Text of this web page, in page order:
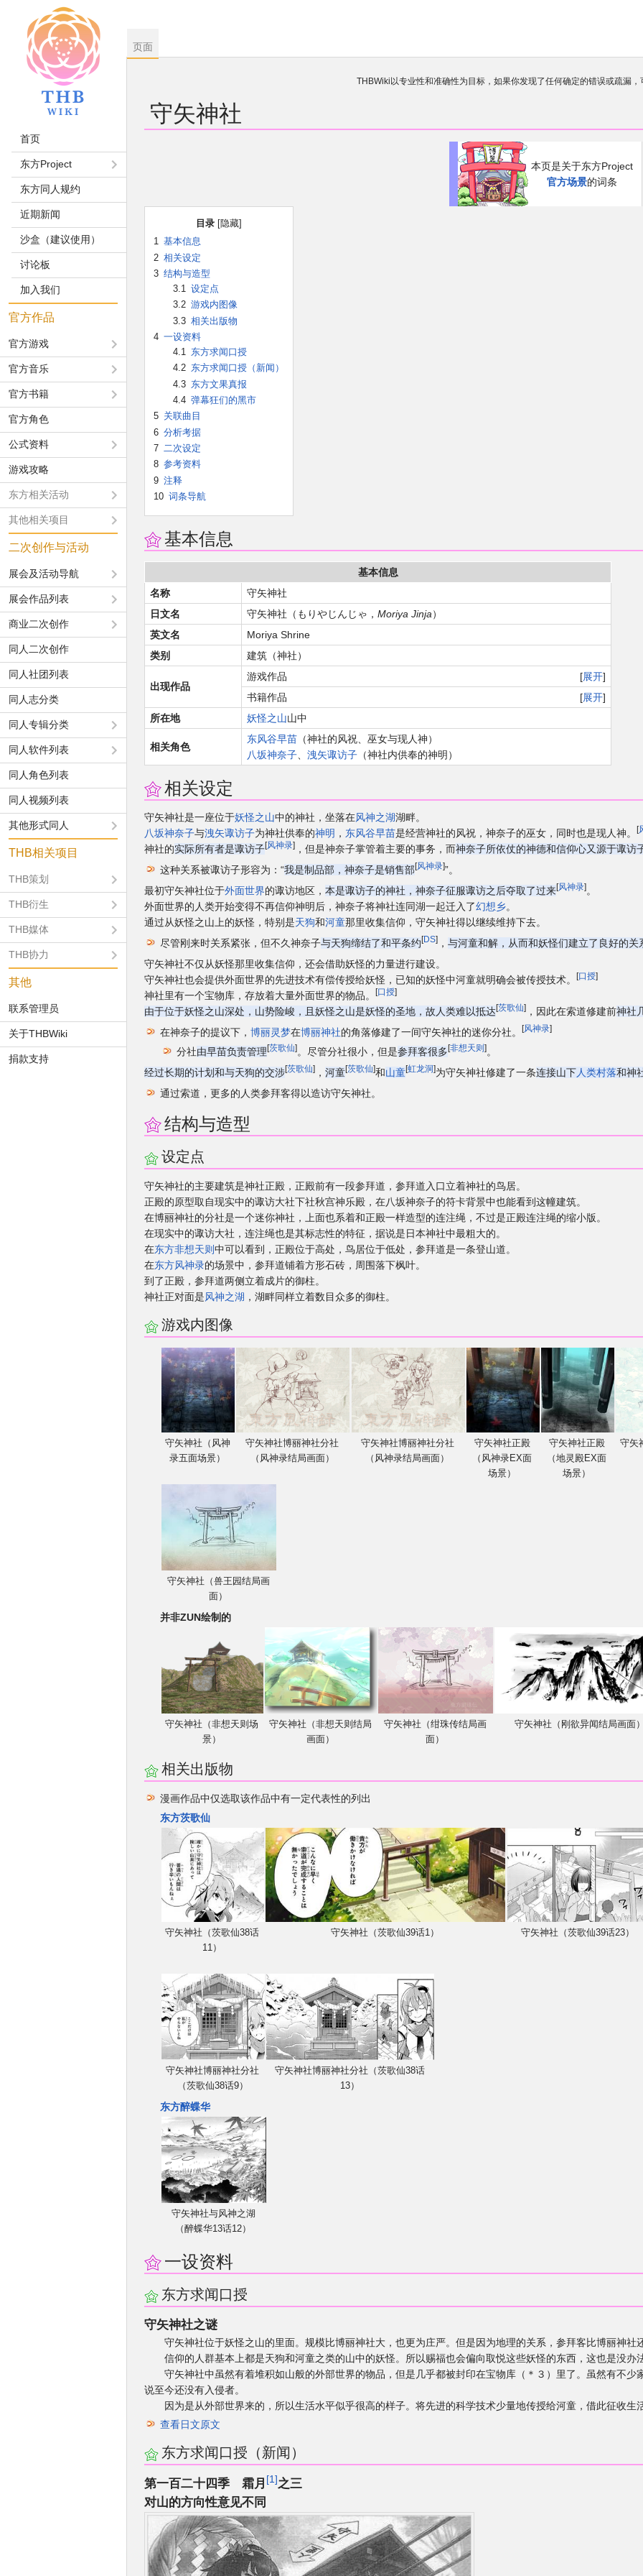
THBWiki以专业性和准确性为目标，如果你发现了任何确定的错误或疏漏
守矢神社
航
索
本页是关于东方Project
官方场景的词条
目录
1 基本信息
2 相关设定
3 结构与造型
3.1 设定点
3.2 游戏内图像
3.3 相关出版物
4 一设资料
4.1 东方求闻口授
4.2 东方求闻口授（新闻）
4.3 东方文果真报
4.4 弹幕狂们的黑市
5 关联曲目
6 分析考据
7 二次设定
8 参考资料
9 注释
10 词条导航
基本信息
基本信息
名称
守矢神社
日文名
守矢神社（もりやじんじゃ， Moriya Jinja）
英文名
Moriya Shrine
类别
建筑（神社）
出现作品
展开
游戏作品
展开
书籍作品
所在地
妖怪之山山中
相关角色
东风谷早苗 （神社的风祝、巫女与现人神）
八坂神奈子、 洩矢诹访子 （神社内供奉的神明）
相关设定
守矢神社是一座位于妖怪之山中的神社，坐落在风神之湖湖畔。
八坂神奈子与洩矢诹访子为神社供奉的神明 ， 东风谷早苗是经营神社的风祝，神奈子的巫女，同时也是现人神。 [
神社的实际所有者是诹访子[风神录] ，但是神奈子掌管着主要的事务，而神奈子所依仗的神德和信仰心又源于诹访
这种关系被诹访子形容为：“我是制品部，神奈子是销售部[风神录]”。
最初守矢神社位于外面世界的诹访地区， 本是诹访子的神社，神奈子征服诹访之后夺取了过来[风神录]。
外面世界的人类开始变得不再信仰神明后，神奈子将神社连同湖一起迁入了幻想乡。
通过从妖怪之山上的妖怪，特别是天狗和河童那里收集信仰，守矢神社得以继续维持下去。
尽管刚来时关系紧张，但不久神奈子与天狗缔结了和平条约[DS] ，与河童和解，从而和妖怪们建立了良好的关
守矢神社不仅从妖怪那里收集信仰，还会借助妖怪的力量进行建设。
守矢神社也会提供外面世界的先进技术有偿传授给妖怪，已知的妖怪中河童就明确会被传授技术。
[口授]
神社里有一个宝物库，存放着大量外面世界的物品。 [口授]
由于位于妖怪之山深处，山势险峻，且妖怪之山是妖怪的圣地，故人类难以抵达 [茨歌仙] ，因此在索道修建前神社
在神奈子的提议下，博丽灵梦在博丽神社的角落修建了一间守矢神社的迷你分社。[风神录]
分社由早苗负责管理[茨歌仙]。尽管分社很小，但是参拜客很多[非想天则]。
经过长期的计划和与天狗的交涉[茨歌仙] ， 河童[茨歌仙]和山童[虹龙洞]为守矢神社修建了一条连接山下人类村落和神
通过索道，更多的人类参拜客得以造访守矢神社。
结构与造型
设定点
守矢神社的主要建筑是神社正殿，正殿前有一段参拜道，参拜道入口立着神社的鸟居。
正殿的原型取自现实中的诹访大社下社秋宫神乐殿，在八坂神奈子的符卡背景中也能看到这幢建筑。
在博丽神社的分社是一个迷你神社，上面也系着和正殿一样造型的连注绳，不过是正殿连注绳的缩小版。
在现实中的诹访大社，连注绳也是其标志性的特征，据说是日本神社中最粗大的。
在东方非想天则中可以看到，正殿位于高处，鸟居位于低处，参拜道是一条登山道。
在东方风神录的场景中，参拜道铺着方形石砖，周围落下枫叶。
到了正殿，参拜道两侧立着成片的御柱。
神社正对面是风神之湖 ，湖畔同样立着数目众多的御柱。
游戏内图像
守矢神社（风神
录五面场景）
守矢神社博丽神社分社
（风神录结局画面）
守矢神社博丽神社分社
（风神录结局画面）
守矢神社正殿
（风神录EX面
场景）
守矢神社正殿
（地灵殿EX面
场景）
守矢
守矢神社（兽王园结局画
面）
并非ZUN绘制的
守矢神社（非想天则场
景）
守矢神社（非想天则结局
画面）
守矢神社（绀珠传结局画
面）
守矢神社（刚欲异闻结局画面
相关出版物
漫画作品中仅选取该作品中有一定代表性的列出
东方茨歌仙
守矢神社（茨歌仙38话
11）
守矢神社（茨歌仙39话1） 守矢神社（茨歌仙39话23）
守矢神社博丽神社分社
（茨歌仙38话9）
守矢神社博丽神社分社（茨歌仙38话
13）
东方醉蝶华
守矢神社与风神之湖
（醉蝶华13话12）
一设资料
东方求闻口授
守矢神社之谜
守矢神社位于妖怪之山的里面。规模比博丽神社大，也更为庄严。但是因为地理的关系，参拜客比博丽神社
信仰的人群基本上都是天狗和河童之类的山中的妖怪。所以赐福也会偏向取悦这些妖怪的东西，这也是没办
守矢神社中虽然有着堆积如山般的外部世界的物品，但是几乎都被封印在宝物库（＊３）里了。虽然有不少
说至今还没有入侵者。
因为是从外部世界来的，所以生活水平似乎很高的样子。将先进的科学技术少量地传授给河童，借此征收生
查看日文原文
东方求闻口授（新闻）
第一百二十四季 霜月 1 之三
对山的方向性意见不同
页面
首页
东方Project
东方同人规约
近期新闻
沙盒（建议使用）
讨论板
加入我们
官方作品
官方游戏
官方音乐
官方书籍
官方角色
公式资料
游戏攻略
东方相关活动
其他相关项目
二次创作与活动
展会及活动导航
展会作品列表
商业二次创作
同人二次创作
同人社团列表
同人志分类
同人专辑分类
同人软件列表
同人角色列表
同人视频列表
其他形式同人
THB相关项目
THB策划
THB衍生
THB媒体
THB协力
其他
联系管理员
关于THBWiki
捐款支持